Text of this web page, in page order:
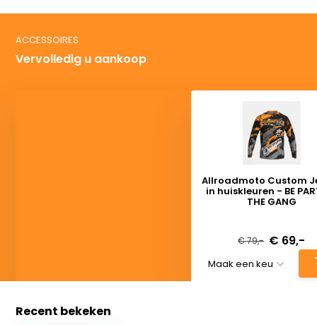
ACCESSOIRES
Vervolledig u aankoop
Allroadmoto Custom
in huiskleuren - BE
THE GANG
€ 79,- € 69,-
Recent bekeken